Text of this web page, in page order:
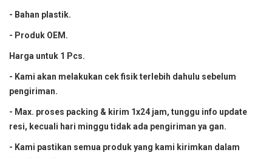
- Bahan plastik.
- Produk OEM.
Harga untuk 1 Pcs.
- Kami akan melakukan cek fisik terlebih dahulu sebelum
pengiriman.
- Max. proses packing & kirim 1x24 jam, tunggu info update
resi, kecuali hari minggu tidak ada pengiriman ya gan.
- Kami pastikan semua produk yang kami kirimkan dalam